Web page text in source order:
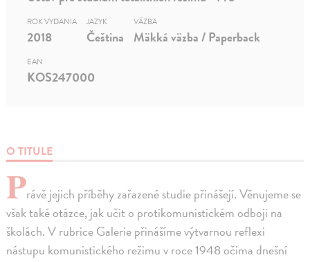
O TITULE
Právě jejich příběhy zařazené studie přinášejí. Věnujeme se
však také otázce, jak učit o protikomunistickém odboji na
školách. V rubrice Galerie přinášíme výtvarnou reflexi
nástupu komunistického režimu v roce 1948 očima dnešní
ROK VYDANIA
2018
JAZYK
Čeština
VÄZBA
Mäkká väzba / Paperback
EAN
KOS247000